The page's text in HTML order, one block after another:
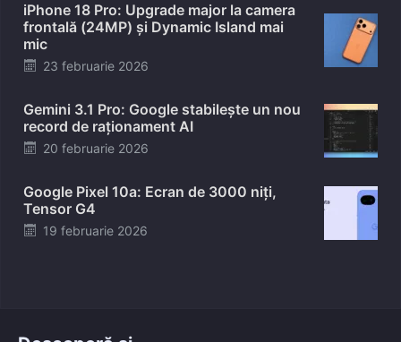
iPhone 18 Pro: Upgrade major la camera
frontală (24MP) și Dynamic Island mai
mic
Posted
23 februarie 2026
Gemini 3.1 Pro: Google stabilește un nou
record de raționament AI
Posted
20 februarie 2026
Google Pixel 10a: Ecran de 3000 niți,
Tensor G4
Posted
19 februarie 2026